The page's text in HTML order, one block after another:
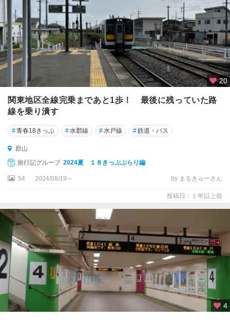
会
津
・
喜
多
・
東
山
泉
奥
会
津
・
湯
野
上
郡
山
・
白
20
関東地区全線完乗まであと1歩！ 最後に残っていた路
線を乗り潰す
#青春18きっぷ #水郡線 #水戸線 #鉄道・バス
郡山
旅行記グループ 2024夏 １８きっぷぶらり編
54 2024/08/19～ by まるきゅーさん
投稿日：１年以上前
4